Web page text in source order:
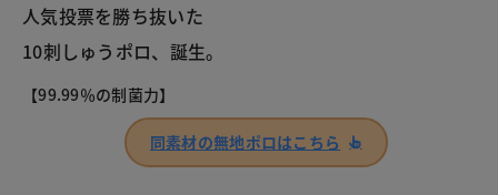
人気投票を勝ち抜いた
10刺しゅうポロ、誕生。
【99.99％の制菌力】
同素材の無地ポロはこちら